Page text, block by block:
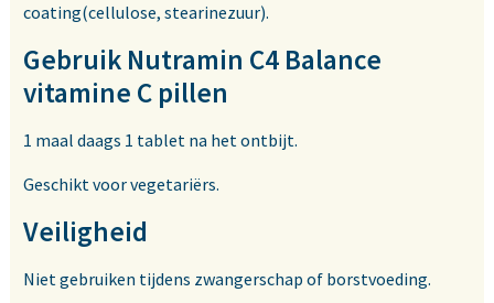
coating(cellulose, stearinezuur).
Gebruik Nutramin C4 Balance
vitamine C pillen
1 maal daags 1 tablet na het ontbijt.
Geschikt voor vegetariërs.
Veiligheid
Niet gebruiken tijdens zwangerschap of borstvoeding.